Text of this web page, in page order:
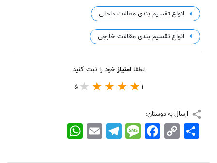
انواع تقسیم بندی مقالات داخلی
انواع تقسیم بندی مقالات خارجی
لطفاامتیازخود را ثبت کنید
1
5
ارسال به دوستان:
WhatsApp EmailTelegramMessageFacebook Copy
Link
اشتراک